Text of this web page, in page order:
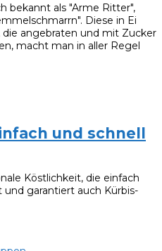
bekannt als "Arme Ritter",
Diese in Ei
angebraten und mit Zucker
macht man in aller Regel
und schnell
Köstlichkeit, die einfach
garantiert auch Kürbis-